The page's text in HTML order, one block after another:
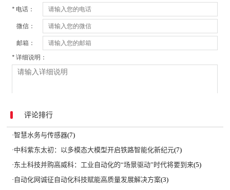
评论排行
·智慧水务与传感器(7)
·中科紫东太初：以多模态大模型开启铁路智能化新纪元(7)
·东土科技并购高威科：工业自动化的“场景驱动”时代将要到来(5)
· 自动化网诚征自动化科技赋能高质量发展解决方案(3)